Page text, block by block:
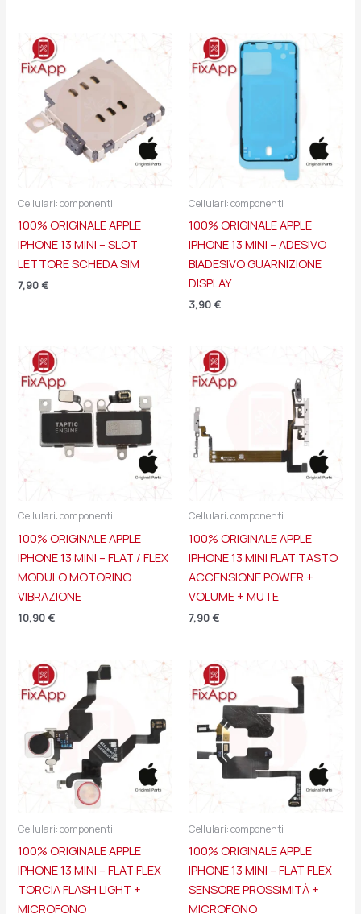
Cellulari: componenti
100% ORIGINALE APPLE
IPHONE 13 MINI – SLOT
LETTORE SCHEDA SIM
7,90 €
Cellulari: componenti
100% ORIGINALE APPLE
IPHONE 13 MINI – ADESIVO
BIADESIVO GUARNIZIONE
DISPLAY
3,90 €
Cellulari: componenti
100% ORIGINALE APPLE
IPHONE 13 MINI – FLAT / FLEX
MODULO MOTORINO
VIBRAZIONE
10,90 €
Cellulari: componenti
100% ORIGINALE APPLE
IPHONE 13 MINI FLAT TASTO
ACCENSIONE POWER +
VOLUME + MUTE
7,90 €
Cellulari: componenti
100% ORIGINALE APPLE
IPHONE 13 MINI – FLAT FLEX
TORCIA FLASH LIGHT +
MICROFONO
Cellulari: componenti
100% ORIGINALE APPLE
IPHONE 13 MINI – FLAT FLEX
SENSORE PROSSIMITÀ +
MICROFONO